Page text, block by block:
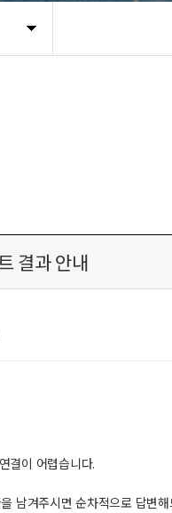
결과 안내
결이 어렵습니다.
남겨주시면 순차적으로 답변